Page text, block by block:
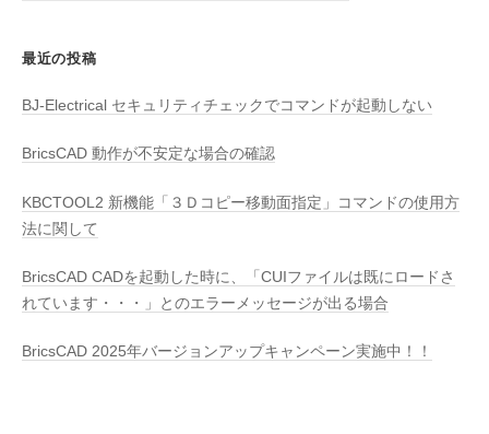
最近の投稿
BJ-Electrical セキュリティチェックでコマンドが起動しない
BricsCAD 動作が不安定な場合の確認
KBCTOOL2 新機能「３Ｄコピー移動面指定」コマンドの使用方
法に関して
BricsCAD CADを起動した時に、「CUIファイルは既にロードさ
れています・・・」とのエラーメッセージが出る場合
BricsCAD 2025年バージョンアップキャンペーン実施中！！